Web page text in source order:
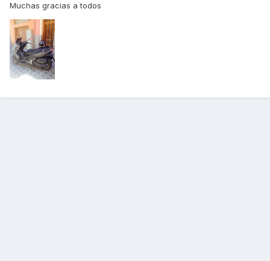
Muchas gracias a todos